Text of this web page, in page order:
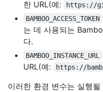
한 URL(예:
https://
BAMBOO_ACCESS_TOKEN
는 데 사용되는
다.
BAMBOO_INSTANCE_URL
URL(예:
https://
이러한 환경 변수는 실행될